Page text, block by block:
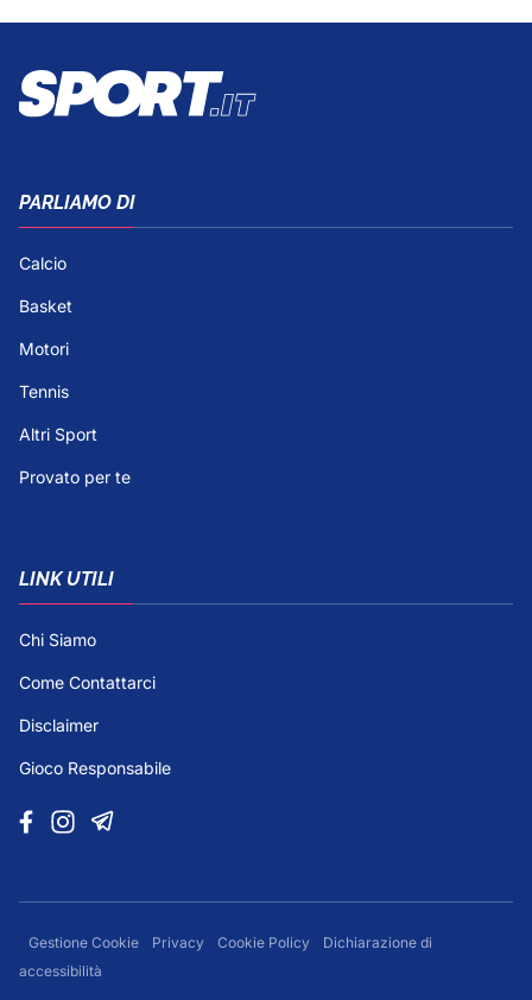
PARLIAMO DI
Calcio
Basket
Motori
Tennis
Altri Sport
Provato per te
LINK UTILI
Chi Siamo
Come Contattarci
Disclaimer
Gioco Responsabile
Gestione Cookie Privacy Cookie Policy
Dichiarazione di
accessibilità